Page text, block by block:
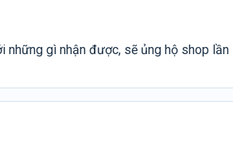
gì nhận được, sẽ ủng hộ shop lần